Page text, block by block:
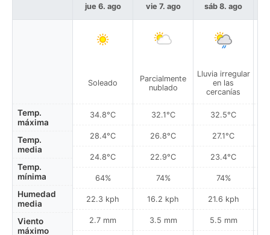
Temp.
máxima
Temp.
media
Temp.
mínima
Humedad
media
Viento
máximo
jue 6. ago
Soleado
34.8°C
28.4°C
24.8°C
64%
22.3 kph
2.7 mm
vie 7. ago
Parcialmente
nublado
32.1°C
26.8°C
22.9°C
74%
16.2 kph
3.5 mm
sáb 8. ago
Lluvia irregular
en las
cercanías
32.5°C
27.1°C
23.4°C
74%
21.6 kph
5.5 mm